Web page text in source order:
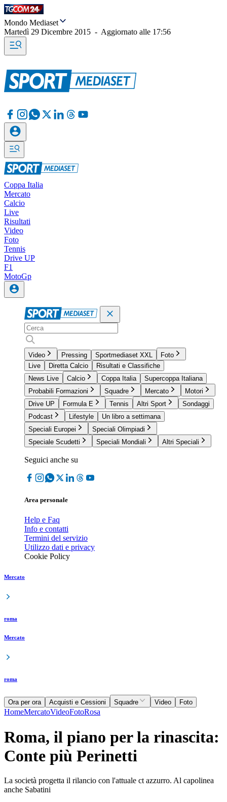
Mondo Mediaset
Martedì 29 Dicembre 2015 - Aggiornato alle 17:56
Coppa Italia
Mercato
Calcio
Live
Risultati
Video
Foto
Tennis
Drive UP
F1
MotoGp
Video Pressing Sportmediaset XXL
Foto
Live
Diretta Calcio
Risultati e Classifiche
News Live
Calcio Coppa Italia
Supercoppa Italiana
Probabili Formazioni
Squadre Mercato
Motori
Drive UP
Formula E Tennis Altri Sport
Sondaggi
Podcast
Lifestyle
Un libro a settimana
Speciali Europei
Speciali Olimpiadi
Speciale Scudetti
Speciali Mondiali Altri Speciali
Seguici anche su
Area personale
Help e Faq
Info e contatti
Termini del servizio
Utilizzo dati e privacy
Cookie Policy
Mercato
roma
Mercato
roma
Ora per ora Acquisti e Cessioni Squadre Video Foto
HomeMercatoVideoFotoRosa
Roma, il piano per la rinascita:
Conte più Perinetti
La società progetta il rilancio con l'attuale ct azzurro. Al capolinea
anche Sabatini